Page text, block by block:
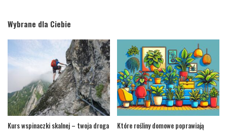
Wybrane dla Ciebie
Kurs wspinaczki skalnej – twoja droga
Które rośliny domowe poprawiają